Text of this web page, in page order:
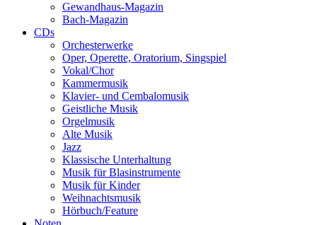
Gewandhaus-Magazin
Bach-Magazin
CDs
Orchesterwerke
Oper, Operette, Oratorium, Singspiel
Vokal/Chor
Kammermusik
Klavier- und Cembalomusik
Geistliche Musik
Orgelmusik
Alte Musik
Jazz
Klassische Unterhaltung
Musik für Blasinstrumente
Musik für Kinder
Weihnachtsmusik
Hörbuch/Feature